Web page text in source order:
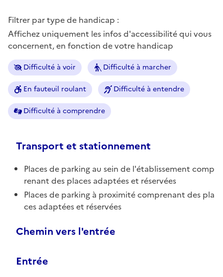
Filtrer par type de handicap :
Affichez uniquement les infos d'accessibilité qui vous
concernent, en fonction de votre handicap
Difficulté à voir Difficulté à marcher
En fauteuil roulant Difficulté à entendre
Difficulté à comprendre
Transport et stationnement
Places de parking au sein de l'établissement comp
renant des places adaptées et réservées
Places de parking à proximité comprenant des pla
ces adaptées et réservées
Chemin vers l'entrée
Entrée